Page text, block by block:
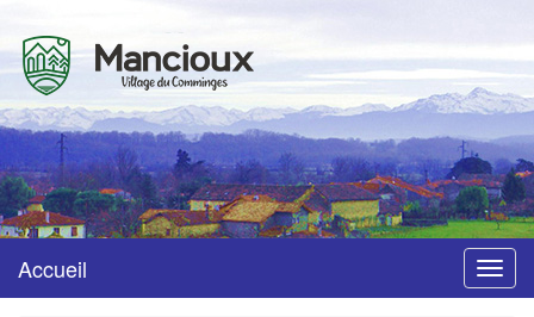
Mancioux
Village du Comminges
Menu
Accueil